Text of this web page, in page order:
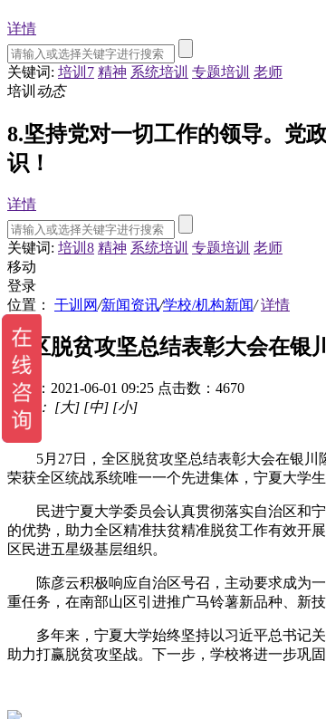
详情
关键词: 培训7 精神 系统培训 专题培训 老师
培训 动态
8.坚持党对一切工作的领导。党
识！
详情
关键词: 培训8 精神 系统培训 专题培训 老师
移动
登录
位置：
干训网/新闻资讯/学校/机构新闻/ 详情
全区脱贫攻坚总结表彰大会在银
时间：2021-06-01 09:25 点击数：4670
字体： [大] [中] [小]
5月27日，全区脱贫攻坚总结表彰大会在银川
荣获全区统战系统唯一一个先进集体，宁夏大学
民进宁夏大学委员会认真贯彻落实自治区和宁
的优势，助力全区精准扶贫精准脱贫工作有效开
区民进五星级基层组织。
陈彦云积极响应自治区号召，主动要求成为一
重任务，在南部山区引进推广马铃薯新品种、新
多年来，宁夏大学始终坚持以习近平总书记关
助力打赢脱贫攻坚战。下一步，学校将进一步巩